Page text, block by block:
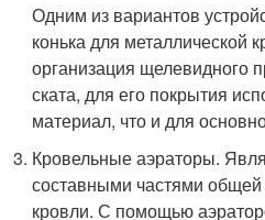
Одним из вариантов
конька для металлической
организация щелевидного
ската, для его покрытия
материал, что и для
Кровельные аэраторы.
составными частями
кровли. С помощью